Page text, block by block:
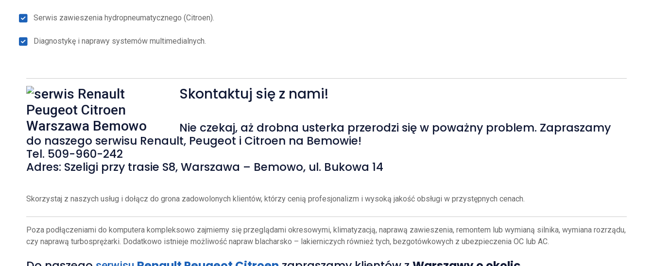
Serwis zawieszenia hydropneumatycznego (Citroen).
Diagnostykę i naprawy systemów multimedialnych.
Skontaktuj się z nami!
Nie czekaj, aż drobna usterka przerodzi się w poważny problem. Zapraszamy
do naszego serwisu Renault, Peugeot i Citroen na Bemowie!
Tel. 509-960-242
Adres: Szeligi przy trasie S8, Warszawa – Bemowo, ul. Bukowa 14
Skorzystaj z naszych usług i dołącz do grona zadowolonych klientów, którzy cenią profesjonalizm i wysoką jakość obsługi w przystępnych cenach.
Poza podłączeniami do komputera kompleksowo zajmiemy się przeglądami okresowymi, klimatyzacją, naprawą zawieszenia, remontem lub wymianą silnika, wymiana rozrządu,
czy naprawą turbosprężarki. Dodatkowo istnieje możliwość napraw blacharsko – lakierniczych również tych, bezgotówkowych z ubezpieczenia OC lub AC.